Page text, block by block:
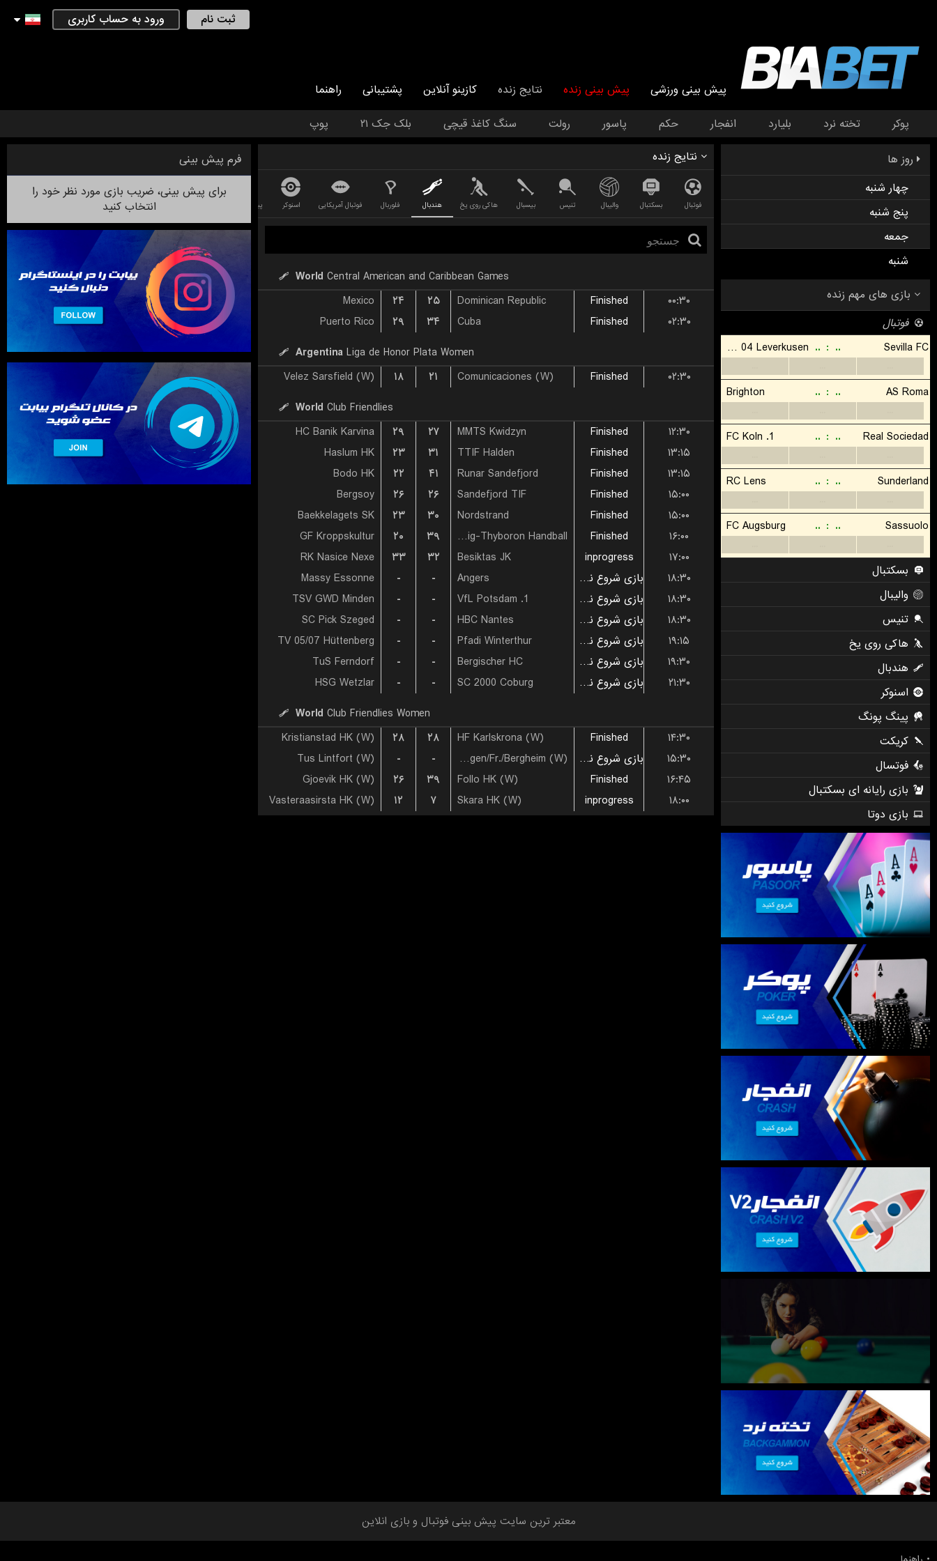
ثبت نام ورود به حساب کاربری
پیش بینی ورزشی پیش بینی زنده نتایج زنده کازینو آنلاین پشتیبانی راهنما
پوکر تخته نرد بلیارد انفجار حکم پاسور رولت سنگ کاغذ قیچی بلک جک ۲۱ پوپ
روز ها
چهار شنبه
پنج شنبه
جمعه
شنبه
نتایج زنده
فوتبال بسکتبال والیبال تنیس بیسبال هاکی روی یخ هندبال فلوربال فوتبال آمریکایی اسنوکر پینگ پونگ دارت لیگ فوتبال استرالیایی
World Central American and Caribbean Games
Mexico
۲۴ ۲۵ Dominican Republic Finished
۰۰:۳۰
Puerto Rico
۲۹ ۳۴ Cuba Finished
۰۲:۳۰
Argentina Liga de Honor Plata Women
Velez Sarsfield (W)
۱۸ ۲۱ Comunicaciones (W) Finished
۰۲:۳۰
World Club Friendlies
HC Banik Karvina
۲۹ ۲۷ MMTS Kwidzyn Finished
۱۲:۳۰
Haslum HK
۲۳ ۳۱ TTIF Halden Finished
۱۳:۱۵
Bodo HK
۲۲ ۴۱ Runar Sandefjord Finished
۱۳:۱۵
Bergsoy
۲۶ ۲۶ Sandefjord TIF Finished
۱۵:۰۰
Baekkelagets SK
۲۳ ۳۰ Nordstrand Finished
۱۵:۰۰
GF Kroppskultur
۲۰ ۳۹ Lemvig-Thyboron Handball Finished
۱۶:۰۰
RK Nasice Nexe
۳۳ ۳۲ Besiktas JK inprogress
۱۷:۰۰
Massy Essonne
- - Angers بازی شروع نشده است
۱۸:۳۰
TSV GWD Minden
- - 1. VfL Potsdam بازی شروع نشده است
۱۸:۳۰
SC Pick Szeged
- - HBC Nantes بازی شروع نشده است
۱۸:۳۰
TV 05/07 Hüttenberg
- - Pfadi Winterthur بازی شروع نشده است
۱۹:۱۵
TuS Ferndorf
- - Bergischer HC بازی شروع نشده است
۱۹:۳۰
HSG Wetzlar
- - SC 2000 Coburg بازی شروع نشده است
۲۱:۳۰
World Club Friendlies Women
Kristianstad HK (W)
۲۸ ۲۸ HF Karlskrona (W) Finished
۱۴:۳۰
Tus Lintfort (W)
- - HSG Bad Wildungen/Fr./Bergheim (W) بازی شروع نشده است
۱۵:۳۰
Gjoevik HK (W)
۲۶ ۳۹ Follo HK (W) Finished
۱۶:۴۵
Vasteraasirsta HK (W)
۱۲ ۷ Skara HK (W) inprogress ۱۸:۰۰
فرم پیش بینی
برای پیش بینی، ضریب بازی مورد نظر خود را
انتخاب کنید
معتبر ترین سایت پیش بینی فوتبال و بازی انلاین